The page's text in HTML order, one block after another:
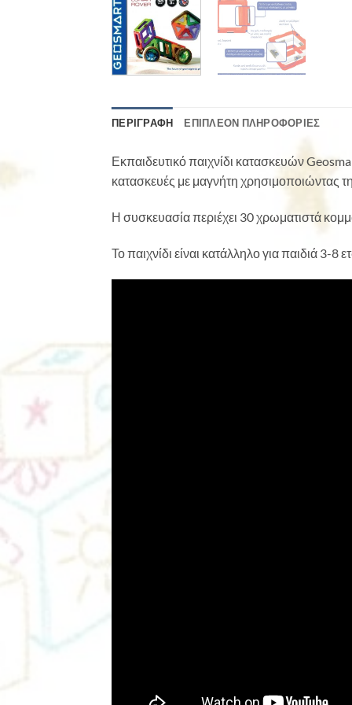
ΠΕΡΙΓΡΑΦΉ ΕΠΙΠΛΈΟΝ ΠΛΗΡΟΦΟΡΊΕΣ
Εκπαιδευτικό παιχνίδι κατασκευών
κατασκευές με μαγνήτη χρησιμοποιώντας
Η συσκευασία περιέχει 30 χρωματιστά
Το παιχνίδι είναι κατάλληλο για παιδιά 3-8